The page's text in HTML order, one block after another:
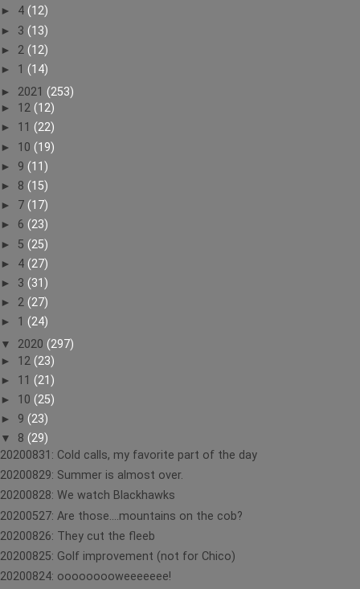
► 4 (12)
► 3 (13)
► 2 (12)
► 1 (14)
► 2021 (253)
► 12 (12)
► 11 (22)
► 10 (19)
► 9 (11)
► 8 (15)
► 7 (17)
► 6 (23)
► 5 (25)
► 4 (27)
► 3 (31)
► 2 (27)
► 1 (24)
▼ 2020 (297)
► 12 (23)
► 11 (21)
► 10 (25)
► 9 (23)
▼ 8 (29)
20200831: Cold calls, my favorite part of the day
20200829: Summer is almost over.
20200828: We watch Blackhawks
20200527: Are those....mountains on the cob?
20200826: They cut the fleeb
20200825: Golf improvement (not for Chico)
20200824: ooooooooweeeeeee!